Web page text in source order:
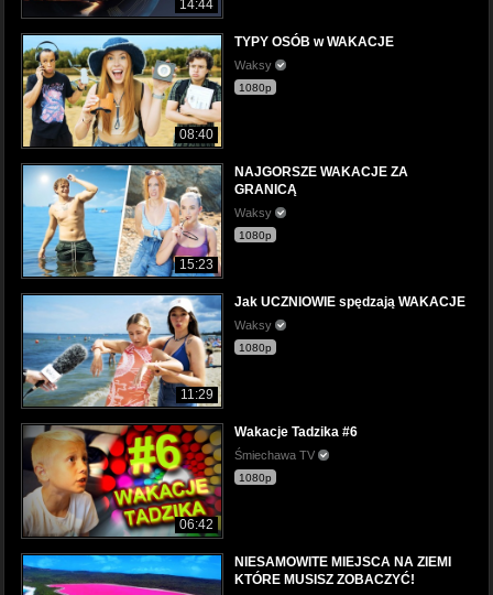
14:44
08:40
TYPY OSÓB w WAKACJE
Waksy
1080p
15:23
NAJGORSZE WAKACJE ZA
GRANICĄ
Waksy
1080p
11:29
Jak UCZNIOWIE spędzają WAKACJE
Waksy
1080p
06:42
Wakacje Tadzika #6
Śmiechawa TV
1080p
NIESAMOWITE MIEJSCA NA ZIEMI
KTÓRE MUSISZ ZOBACZYĆ!